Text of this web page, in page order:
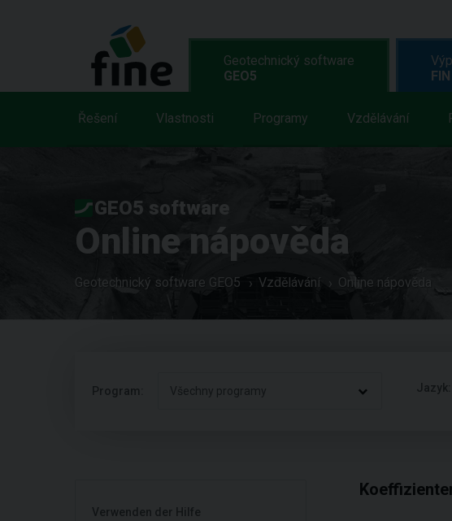
Geotechnický software
GEO5
Řešení Vlastnosti Programy Vzdělávání
GEO5 software
Online nápověda
Geotechnický software GEO5 Vzdělávání Online nápověda
Program: Všechny programy Jazyk:
Verwenden der Hilfe